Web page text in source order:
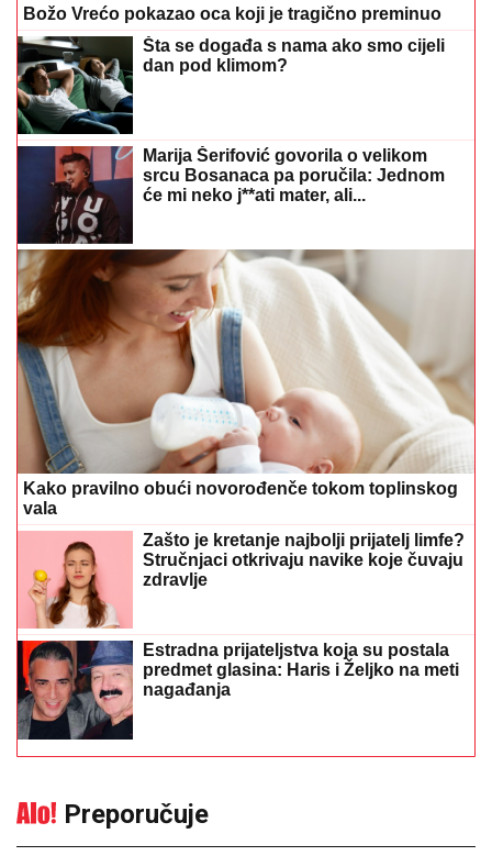
Božo Vrećo pokazao oca koji je tragično preminuo
Šta se događa s nama ako smo cijeli
dan pod klimom?
Marija Šerifović govorila o velikom
srcu Bosanaca pa poručila: Jednom
će mi neko j**ati mater, ali...
Kako pravilno obući novorođenče tokom toplinskog
vala
Zašto je kretanje najbolji prijatelj limfe?
Stručnjaci otkrivaju navike koje čuvaju
zdravlje
Estradna prijateljstva koja su postala
predmet glasina: Haris i Željko na meti
nagađanja
Preporučuje